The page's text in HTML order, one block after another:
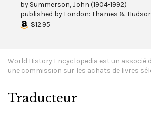
by Summerson, John (1904-1992)
published by London: Thames &
$12.95
World History Encyclopedia est un associé
une commission sur les achats de livres
Traducteur